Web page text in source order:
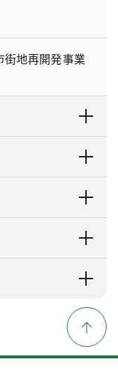
街地再開発事業